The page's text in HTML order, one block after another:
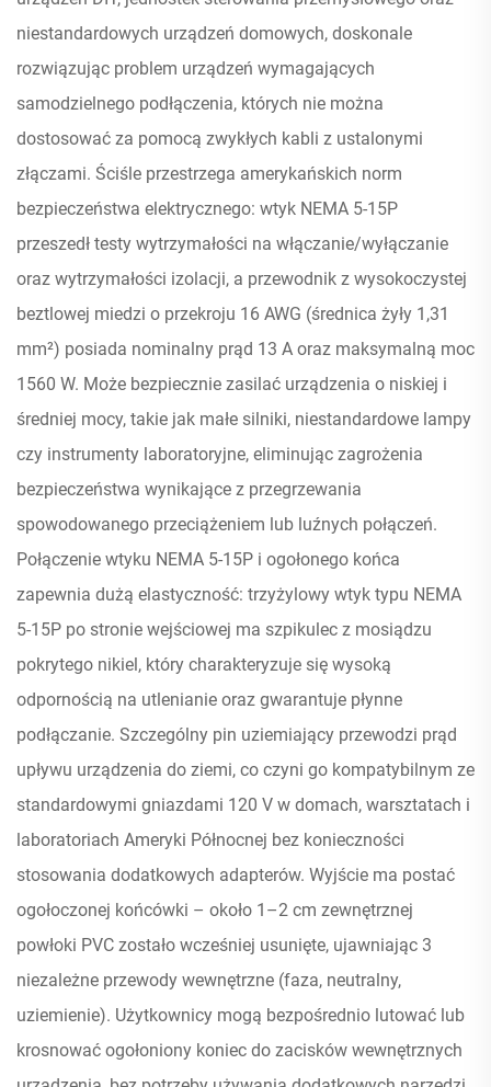
niestandardowych urządzeń domowych, doskonale
rozwiązując problem urządzeń wymagających
samodzielnego podłączenia, których nie można
dostosować za pomocą zwykłych kabli z ustalonymi
złączami. Ściśle przestrzega amerykańskich norm
bezpieczeństwa elektrycznego: wtyk NEMA 5-15P
przeszedł testy wytrzymałości na włączanie/wyłączanie
oraz wytrzymałości izolacji, a przewodnik z wysokoczystej
beztlowej miedzi o przekroju 16 AWG (średnica żyły 1,31
mm²) posiada nominalny prąd 13 A oraz maksymalną moc
1560 W. Może bezpiecznie zasilać urządzenia o niskiej i
średniej mocy, takie jak małe silniki, niestandardowe lampy
czy instrumenty laboratoryjne, eliminując zagrożenia
bezpieczeństwa wynikające z przegrzewania
spowodowanego przeciążeniem lub luźnych połączeń.
Połączenie wtyku NEMA 5-15P i ogołonego końca
zapewnia dużą elastyczność: trzyżylowy wtyk typu NEMA
5-15P po stronie wejściowej ma szpikulec z mosiądzu
pokrytego nikiel, który charakteryzuje się wysoką
odpornością na utlenianie oraz gwarantuje płynne
podłączanie. Szczególny pin uziemiający przewodzi prąd
upływu urządzenia do ziemi, co czyni go kompatybilnym ze
standardowymi gniazdami 120 V w domach, warsztatach i
laboratoriach Ameryki Północnej bez konieczności
stosowania dodatkowych adapterów. Wyjście ma postać
ogołoczonej końcówki – około 1–2 cm zewnętrznej
powłoki PVC zostało wcześniej usunięte, ujawniając 3
niezależne przewody wewnętrzne (faza, neutralny,
uziemienie). Użytkownicy mogą bezpośrednio lutować lub
krosnować ogołoniony koniec do zacisków wewnętrznych